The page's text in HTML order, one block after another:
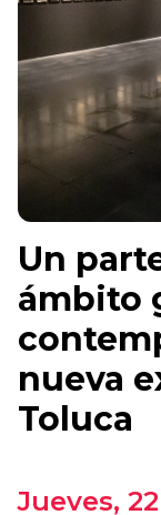
Un
ámbito
nueva
Toluca
Jueves,